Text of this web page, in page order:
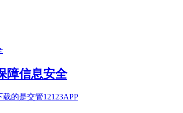
障信息安全